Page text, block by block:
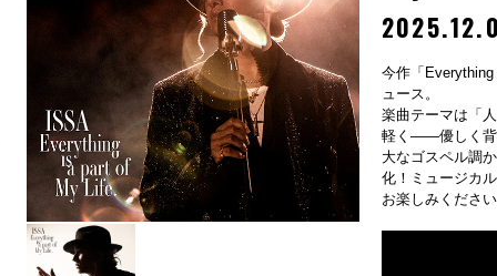
今作「
ュース。
楽曲テーマは「
軽く——優しく背
大なゴスペル調
化！ミュージカ
お楽しみくださ